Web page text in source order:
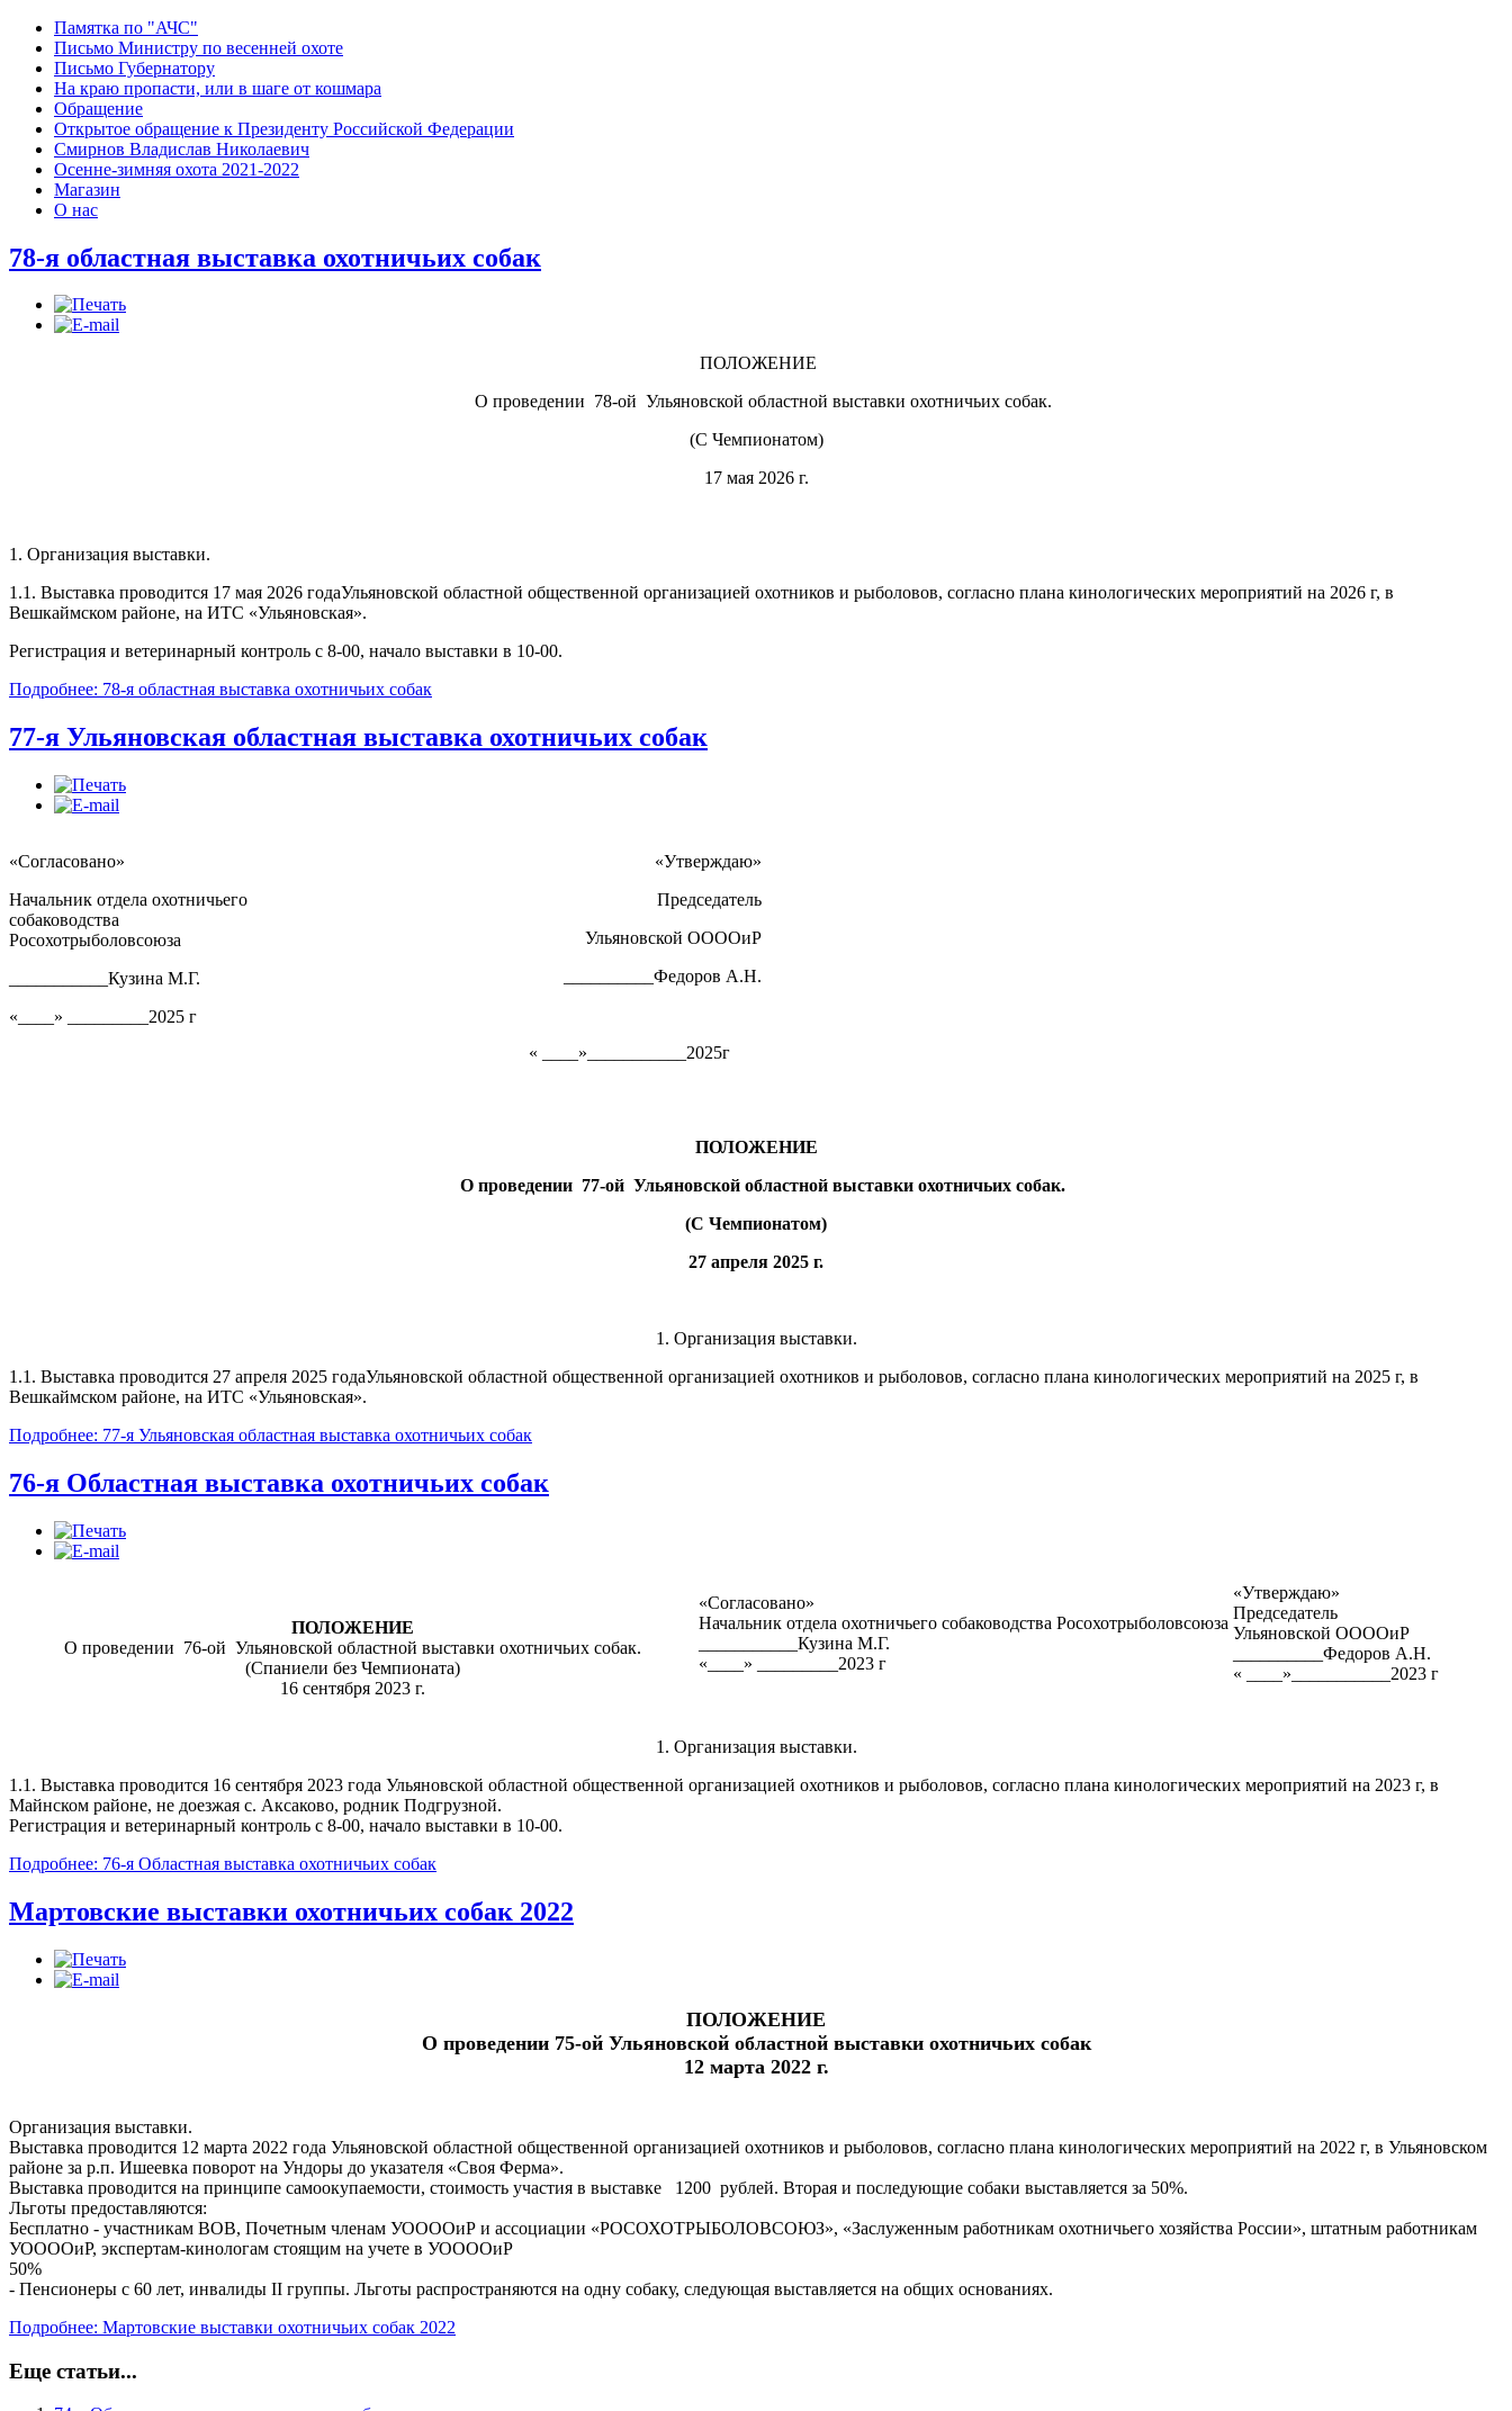
Памятка по "АЧС"
Письмо Министру по весенней охоте
Письмо Губернатору
На краю пропасти, или в шаге от кошмара
Обращение
Открытое обращение к Президенту Российской Федерации
Смирнов Владислав Николаевич
Осенне-зимняя охота 2021-2022
Магазин
О нас
78-я областная выставка охотничьих собак
ПОЛОЖЕНИЕ
О проведении 78-ой Ульяновской областной выставки охотничьих собак.
(С Чемпионатом)
17 мая 2026 г.
1. Организация выставки.
1.1. Выставка проводится 17 мая 2026 годаУльяновской областной общественной организацией охотников и рыболовов, согласно плана кинологических мероприятий на 2026 г, в
Вешкаймском районе, на ИТС «Ульяновская».
Регистрация и ветеринарный контроль с 8-00, начало выставки в 10-00.
Подробнее: 78-я областная выставка охотничьих собак
77-я Ульяновская областная выставка охотничьих собак
«Согласовано»
Начальник отдела охотничьего
собаководства
Росохотрыболовсоюза
___________Кузина М.Г.
«____» _________2025 г
«Утверждаю»
Председатель
Ульяновской ООООиР
__________Федоров А.Н.
« ____»___________2025г
ПОЛОЖЕНИЕ
О проведении 77-ой Ульяновской областной выставки охотничьих собак.
(С Чемпионатом)
27 апреля 2025 г.
1. Организация выставки.
1.1. Выставка проводится 27 апреля 2025 годаУльяновской областной общественной организацией охотников и рыболовов, согласно плана кинологических мероприятий на 2025 г, в
Вешкаймском районе, на ИТС «Ульяновская».
Подробнее: 77-я Ульяновская областная выставка охотничьих собак
76-я Областная выставка охотничьих собак
«Согласовано»
Начальник отдела охотничьего собаководства Росохотрыболовсоюза
___________Кузина М.Г.
«____» _________2023 г
«Утверждаю»
Председатель
Ульяновской ООООиР
__________Федоров А.Н.
« ____»___________2023 г
ПОЛОЖЕНИЕ
О проведении 76-ой Ульяновской областной выставки охотничьих собак.
(Спаниели без Чемпионата)
16 сентября 2023 г.
1. Организация выставки.
1.1. Выставка проводится 16 сентября 2023 года Ульяновской областной общественной организацией охотников и рыболовов, согласно плана кинологических мероприятий на 2023 г, в
Майнском районе, не доезжая с. Аксаково, родник Подгрузной.
Регистрация и ветеринарный контроль с 8-00, начало выставки в 10-00.
Подробнее: 76-я Областная выставка охотничьих собак
Мартовские выставки охотничьих собак 2022
ПОЛОЖЕНИЕ
О проведении 75-ой Ульяновской областной выставки охотничьих собак
12 марта 2022 г.
Организация выставки.
Выставка проводится 12 марта 2022 года Ульяновской областной общественной организацией охотников и рыболовов, согласно плана кинологических мероприятий на 2022 г, в Ульяновском
районе за р.п. Ишеевка поворот на Ундоры до указателя «Своя Ферма».
Выставка проводится на принципе самоокупаемости, стоимость участия в выставке 1200 рублей. Вторая и последующие собаки выставляется за 50%.
Льготы предоставляются:
Бесплатно - участникам ВОВ, Почетным членам УООООиР и ассоциации «РОСОХОТРЫБОЛОВСОЮЗ», «Заслуженным работникам охотничьего хозяйства России», штатным работникам
УООООиР, экспертам-кинологам стоящим на учете в УООООиР
50%
- Пенсионеры с 60 лет, инвалиды II группы. Льготы распространяются на одну собаку, следующая выставляется на общих основаниях.
Подробнее: Мартовские выставки охотничьих собак 2022
Еще статьи...